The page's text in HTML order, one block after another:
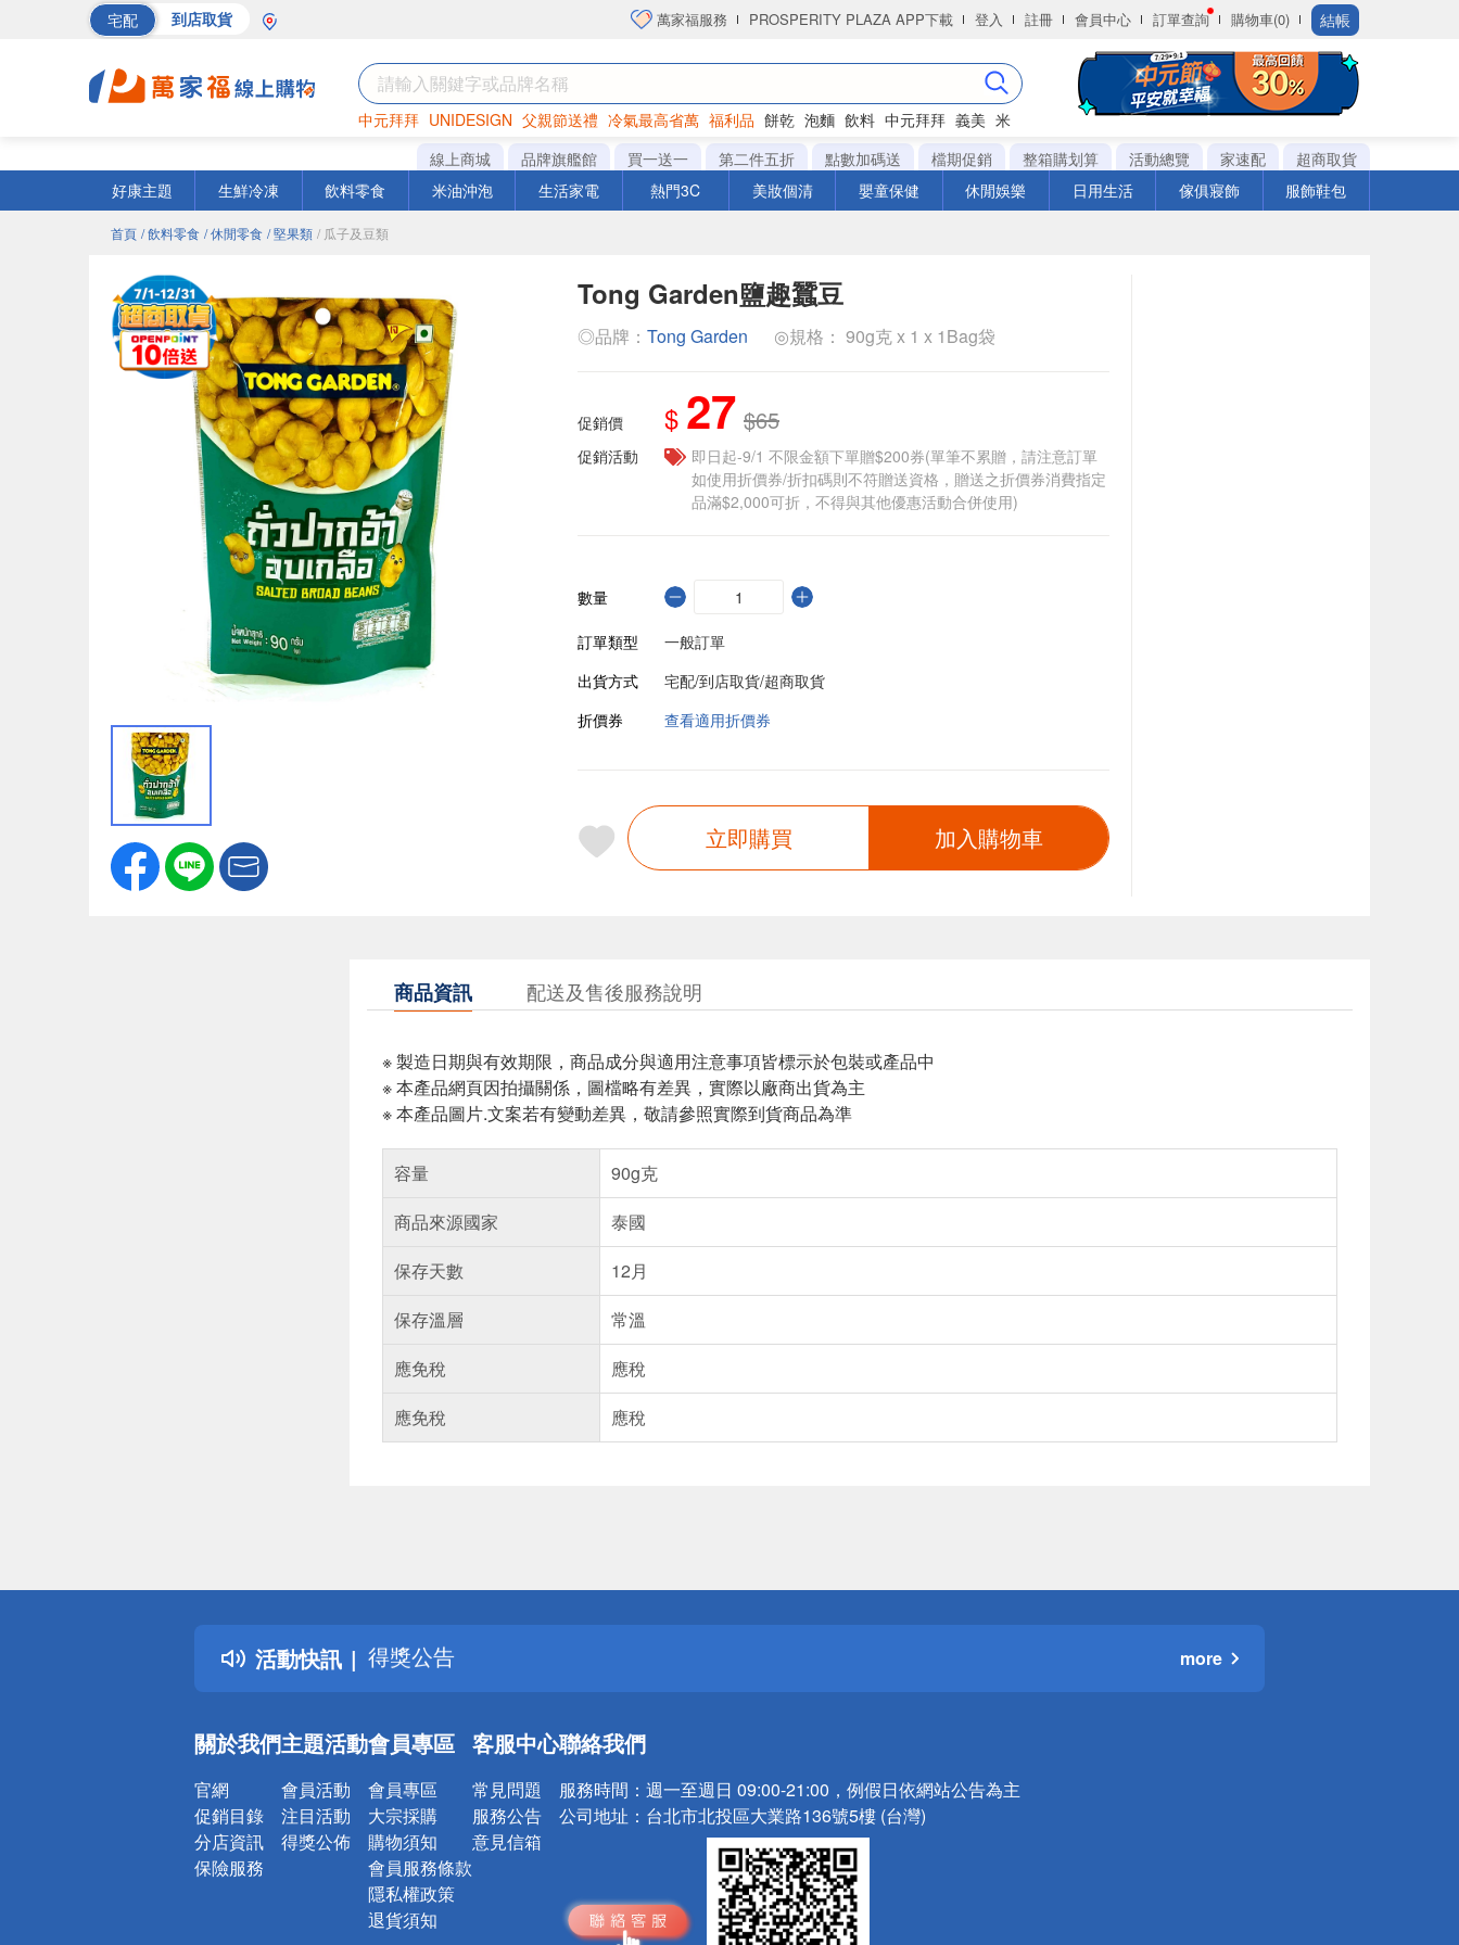
宅配 到店取貨 萬家福服務 PROSPERITY PLAZA APP下載 登入 註冊 會員中心 訂單查詢 購物車(0) 結帳
中元拜拜 UNIDESIGN 父親節送禮 冷氣最高省萬 福利品 餅乾 泡麵 飲料 中元拜拜 義美 米
罐頭 海苔 洋芋片
線上商城 品牌旗艦館 買一送一 第二件五折 點數加碼送 檔期促銷 整箱購划算 活動總覽 家速配
超商取貨
好康主題
生鮮冷凍 飲料零食 米油沖泡 生活家電 熱門3C 美妝個清 嬰童保健 休閒娛樂 日用生活 傢俱寢飾 服飾鞋包
首頁 / 飲料零食 / 休閒零食 / 堅果類 / 瓜子及豆類
Tong Garden鹽趣蠶豆
◎品牌： Tong Garden ◎規格： 90g克 x 1 x 1Bag袋
促銷價 $ 27 $65
促銷活動
即日起-9/1 不限金額下單贈$200券(單筆不累贈，請注意訂單
如使用折價券/折扣碼則不符贈送資格，贈送之折價券消費指定
品滿$2,000可折，不得與其他優惠活動合併使用)
數量
訂單類型
一般訂單
出貨方式
宅配/到店取貨/超商取貨
折價券
查看適用折價券
立即購買 加入購物車
商品資訊 配送及售後服務說明
※ 製造日期與有效期限，商品成分與適用注意事項皆標示於包裝或產品中
※ 本產品網頁因拍攝關係，圖檔略有差異，實際以廠商出貨為主
※ 本產品圖片.文案若有變動差異，敬請參照實際到貨商品為準
容量
90g克
商品來源國家
泰國
保存天數
12月
保存溫層
常溫
應免稅
應稅
應免稅
應稅
活動快訊
詐騙網頁！請小心！
得獎公告
熱門話題
銀行優惠
詐騙網頁！請小心！
more
關於我們
官網
促銷目錄
分店資訊
保險服務
主題活動
會員活動
注目活動
得獎公佈
會員專區
會員專區
大宗採購
購物須知
會員服務條款
隱私權政策
退貨須知
客服中心
常見問題
服務公告
意見信箱
聯絡我們
服務時間： 週一至週日 09:00-21:00，例假日依網站公告為主
公司地址： 台北市北投區大業路136號5樓 (台灣)